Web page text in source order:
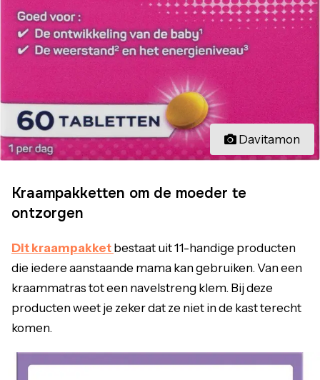
Davitamon
Kraampakketten om de moeder te
ontzorgen
Dit kraampakket bestaat uit 11-handige producten
die iedere aanstaande mama kan gebruiken. Van een
kraammatras tot een navelstreng klem. Bij deze
producten weet je zeker dat ze niet in de kast terecht
komen.